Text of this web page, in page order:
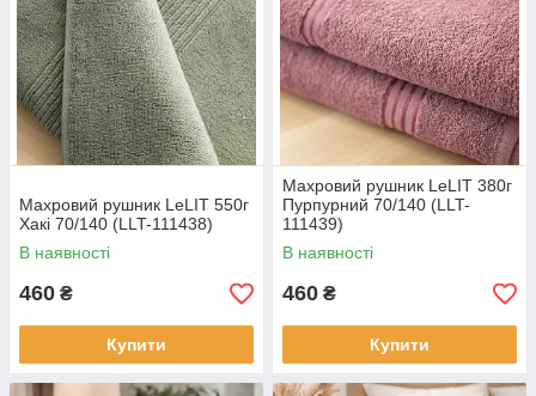
Махровий рушник LeLIT 550г
Хакі 70/140 (LLT-111438)
В наявності
460 ₴
Купити
Махровий рушник LeLIT 380г
Пурпурний 70/140 (LLT-
111439)
В наявності
460 ₴
Купити